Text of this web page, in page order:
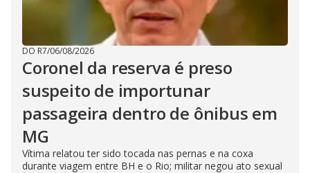
DO R7/06/08/2026
Coronel da reserva é preso
suspeito de importunar
passageira dentro de ônibus em
MG
Vítima relatou ter sido tocada nas pernas e na coxa
durante viagem entre BH e o Rio; militar negou ato sexual